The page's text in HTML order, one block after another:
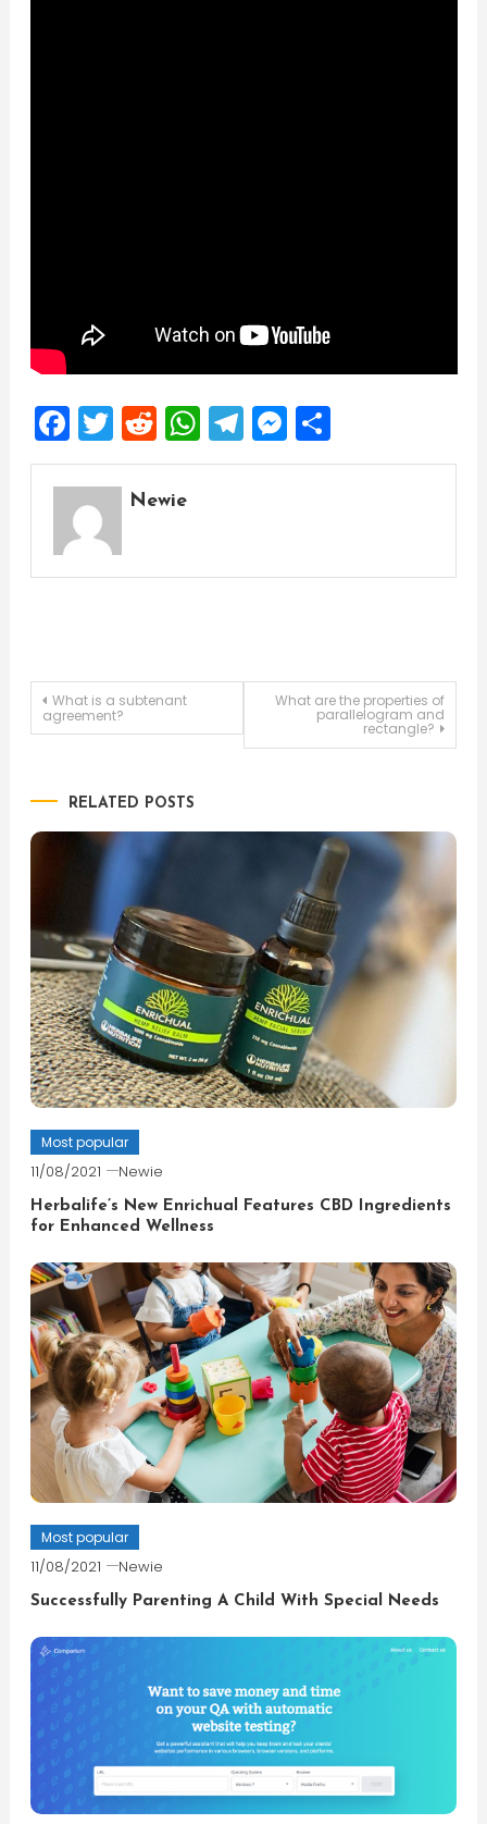
Facebook
Twitter
Reddit
WhatsApp
Telegram
Messenger
Share
Newie
Post
What is a subtenant
agreement?
What are the properties of
parallelogram and
rectangle?
RELATED POSTS
Most popular
11/08/2021 Newie
Herbalife’s New Enrichual Features CBD Ingredients
for Enhanced Wellness
Most popular
11/08/2021 Newie
Successfully Parenting A Child With Special Needs